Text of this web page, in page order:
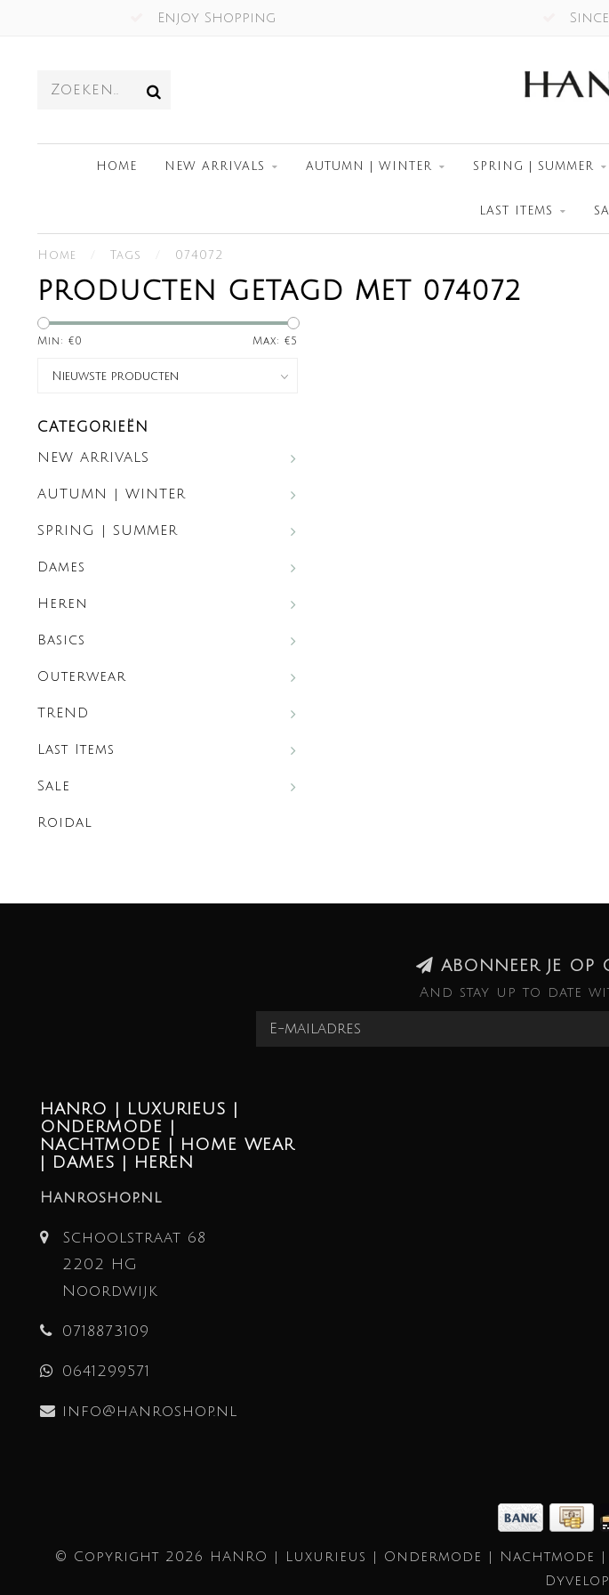
Enjoy Shopping
HOME NEW ARRIVALS AUTUMN | WINTER SPRING | SUMMER
LAST ITEMS
Home Tags 074072
PRODUCTEN GETAGD MET 074072
Min: €0 Max: €5
CATEGORIEËN
NEW ARRIVALS
AUTUMN | WINTER
SPRING | SUMMER
Dames
Heren
Basics
Outerwear
TREND
Last Items
Sale
Roidal
ABONNEER JE OP
And stay up to date
HANRO | LUXURIEUS |
ONDERMODE |
NACHTMODE | HOME WEAR
| DAMES | HEREN
Hanroshop.nl
Schoolstraat 68
2202 HG
Noordwijk
0718873109
0641299571
info@hanroshop.nl
© Copyright 2026 HANRO | Luxurieus | Ondermode | Nachtmode |